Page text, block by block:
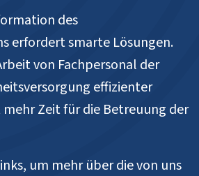
des
erfordert smarte Lösungen.
von Fachpersonal der
effizienter
Zeit für die Betreuung der
um mehr über die von uns